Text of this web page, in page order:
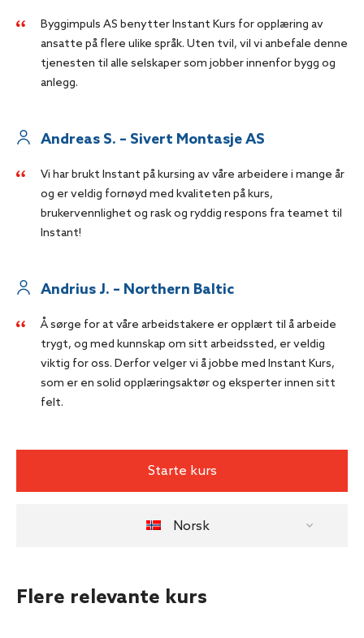
Byggimpuls AS benytter Instant Kurs for opplæring av
ansatte på flere ulike språk. Uten tvil, vil vi anbefale denne
tjenesten til alle selskaper som jobber innenfor bygg og
anlegg.
Andreas S. – Sivert Montasje AS
Vi har brukt Instant på kursing av våre arbeidere i mange år
og er veldig fornøyd med kvaliteten på kurs,
brukervennlighet og rask og ryddig respons fra teamet til
Instant!
Andrius J. – Northern Baltic
Å sørge for at våre arbeidstakere er opplært til å arbeide
trygt, og med kunnskap om sitt arbeidssted, er veldig
viktig for oss. Derfor velger vi å jobbe med Instant Kurs,
som er en solid opplæringsaktør og eksperter innen sitt
felt.
Starte kurs
Norsk
Flere relevante kurs